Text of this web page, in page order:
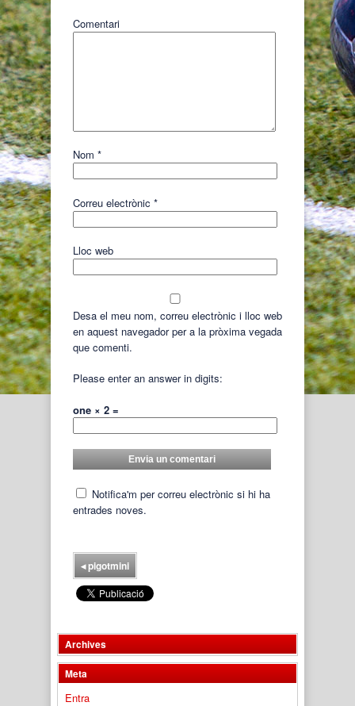
Comentari
Nom *
Correu electrònic *
Lloc web
Desa el meu nom, correu electrònic i lloc web
en aquest navegador per a la pròxima vegada
que comenti.
Please enter an answer in digits:
one × 2 =
Notifica'm per correu electrònic si hi ha
entrades noves.
◂pigotmini
Archives
Meta
Entra